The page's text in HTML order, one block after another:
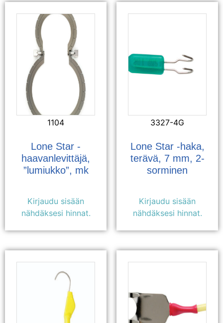
1104
Lone Star -
haavanlevittäjä,
”lumiukko”, mk
Kirjaudu sisään
nähdäksesi hinnat.
3327-4G
Lone Star -haka,
terävä, 7 mm, 2-
sorminen
Kirjaudu sisään
nähdäksesi hinnat.